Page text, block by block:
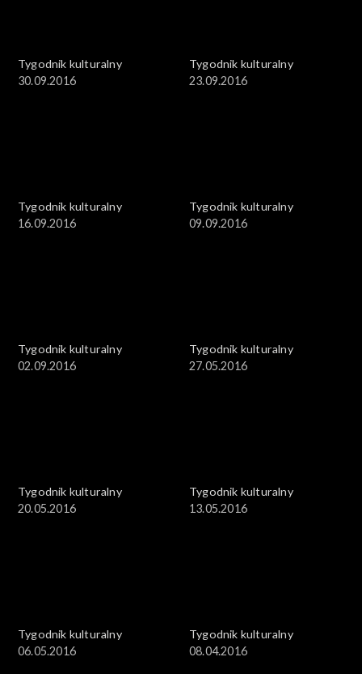
Tygodnik kulturalny
30.09.2016
Tygodnik kulturalny
23.09.2016
Tygodnik kulturalny
16.09.2016
Tygodnik kulturalny
09.09.2016
Tygodnik kulturalny
02.09.2016
Tygodnik kulturalny
27.05.2016
Tygodnik kulturalny
20.05.2016
Tygodnik kulturalny
13.05.2016
Tygodnik kulturalny
06.05.2016
Tygodnik kulturalny
08.04.2016